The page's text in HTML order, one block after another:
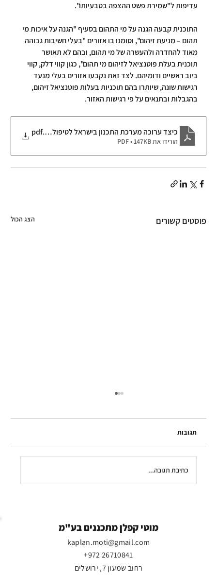
עדיפות ל"שמירת פשט ההצפה בטבעיותו".
התוכנית קבעה הגנה על מי התהום בסעיף "הגנה על איכות מי
תהום – מניעת זיהום", וסומנו בו אזורים "בעלי חשיבות גבוהה
מאוד להחדרה ולהעשרה של מי תהום, ובהם לא תאושר
תוכנית בעלת פוטנציאל לזיהום מי תהום", כגון קווי דלק, קווי
ביוב ראשיים ודומיהם. לצד זאת נקבעו אזורים בעלי מנעד
רגישות שונה, שיותרו בהם תוכניות בעלות פוטנציאל זיהום,
בהגבלות ובתנאים על פי רגישות האזור.
כיצד ערוכה מערכת התכנון בישראל לטיפול בנחלים
.pdf
הורידו את PDF • 147KB
פוסטים קשורים הצג הכול
תגובות
כתיבת תגובה...
מוטי קפלן מתכננים בע"מ
kaplan.moti@gmail.com
+972 26710841
רחוב שמעון 7, ירושלים